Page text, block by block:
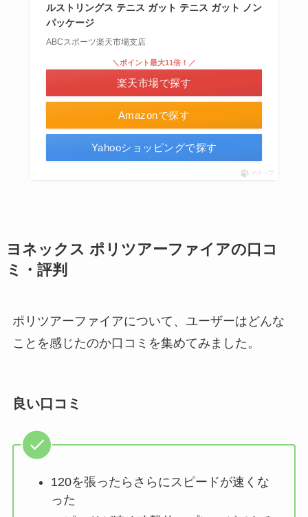
ルストリングス テニス ガット テニス ガット ノン
パッケージ
ABCスポーツ楽天市場支店
Amazonで探す
＼ポイント最大11倍！／
楽天市場で探す
Yahooショッピングで探す
ポチップ
ヨネックス ポリツアーファイアの口コ
ミ・評判
ポリツアーファイアについて、ユーザーはどんな
ことを感じたのか口コミを集めてみました。
良い口コミ
120を張ったらさらにスピードが速くな
った